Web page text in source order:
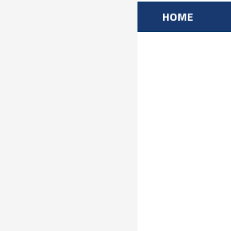
HOME